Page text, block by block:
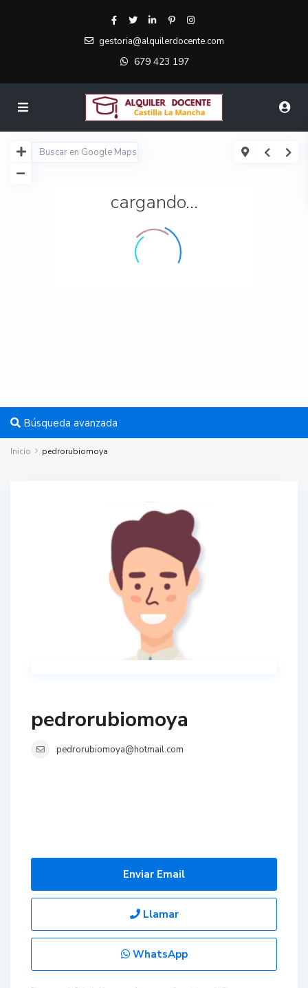
gestoria@alquilerdocente.com
679 423 197
cargando...
Búsqueda avanzada
Inicio pedrorubiomoya
pedrorubiomoya
pedrorubiomoya@hotmail.com
Enviar Email
Llamar
WhatsApp